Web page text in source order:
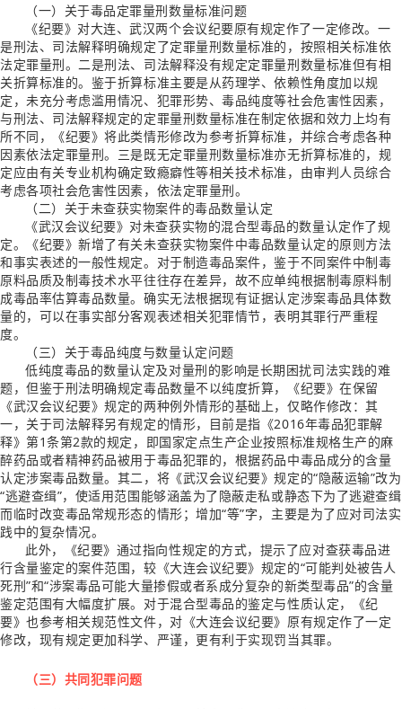
（一）关于毒品定罪量刑数量标准问题
《纪要》对大连、武汉两个会议纪要原有规定作了一定修改。一
是刑法、司法解释明确规定了定罪量刑数量标准的，按照相关标准依
法定罪量刑。二是刑法、司法解释没有规定定罪量刑数量标准但有相
关折算标准的。鉴于折算标准主要是从药理学、依赖性角度加以规
定，未充分考虑滥用情况、犯罪形势、毒品纯度等社会危害性因素，
与刑法、司法解释规定的定罪量刑数量标准在制定依据和效力上均有
所不同，《纪要》将此类情形修改为参考折算标准，并综合考虑各种
因素依法定罪量刑。三是既无定罪量刑数量标准亦无折算标准的，规
定应由有关专业机构确定致瘾癖性等相关技术标准，由审判人员综合
考虑各项社会危害性因素，依法定罪量刑。
（二）关于未查获实物案件的毒品数量认定
《武汉会议纪要》对未查获实物的混合型毒品的数量认定作了规
定。《纪要》新增了有关未查获实物案件中毒品数量认定的原则方法
和事实表述的一般性规定。对于制造毒品案件，鉴于不同案件中制毒
原料品质及制毒技术水平往往存在差异，故不应单纯根据制毒原料制
成毒品率估算毒品数量。确实无法根据现有证据认定涉案毒品具体数
量的，可以在事实部分客观表述相关犯罪情节，表明其罪行严重程
度。
（三）关于毒品纯度与数量认定问题
低纯度毒品的数量认定及对量刑的影响是长期困扰司法实践的难
题，但鉴于刑法明确规定毒品数量不以纯度折算，《纪要》在保留
《武汉会议纪要》规定的两种例外情形的基础上，仅略作修改：其
一，关于司法解释另有规定的情形，目前是指《2016年毒品犯罪解
释》第1条第2款的规定，即国家定点生产企业按照标准规格生产的麻
醉药品或者精神药品被用于毒品犯罪的，根据药品中毒品成分的含量
认定涉案毒品数量。其二，将《武汉会议纪要》规定的“隐蔽运输”改为
“逃避查缉”，使适用范围能够涵盖为了隐蔽走私或静态下为了逃避查缉
而临时改变毒品常规形态的情形；增加“等”字，主要是为了应对司法实
践中的复杂情况。
此外，《纪要》通过指向性规定的方式，提示了应对查获毒品进
行含量鉴定的案件范围，较《大连会议纪要》规定的“可能判处被告人
死刑”和“涉案毒品可能大量掺假或者系成分复杂的新类型毒品”的含量
鉴定范围有大幅度扩展。对于混合型毒品的鉴定与性质认定，《纪
要》也参考相关规范性文件，对《大连会议纪要》原有规定作了一定
修改，现有规定更加科学、严谨，更有利于实现罚当其罪。
（三）共同犯罪问题